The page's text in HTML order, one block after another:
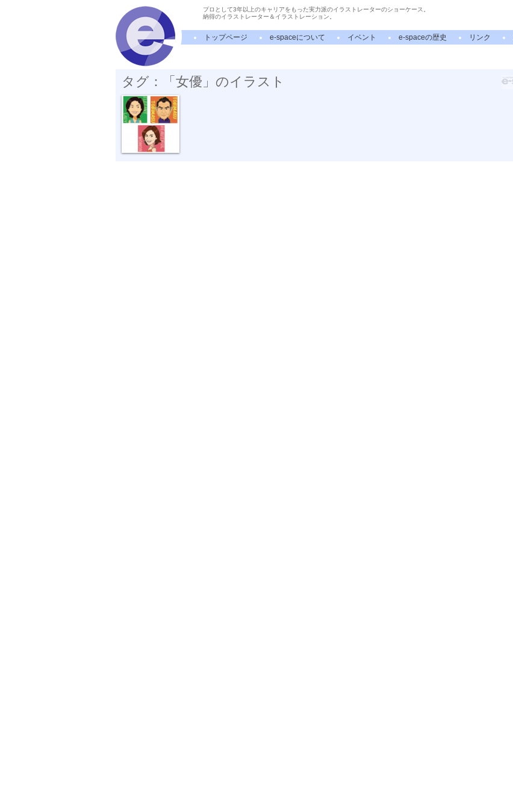
プロとして3年以上のキャリアをもった実力派のイラストレーターのショーケース。
納得のイラストレーター＆イラストレーション。
トップページ e-spaceについて イベント e-spaceの歴史 リンク
タグ：「女優」のイラスト
黒木瞳 片岡...